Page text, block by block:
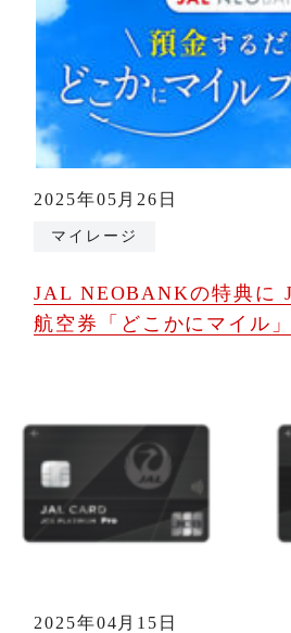
2025年05月26日
マイレージ
JAL NEOBANKの特典に
航空券「どこかにマイル
2025年04月15日